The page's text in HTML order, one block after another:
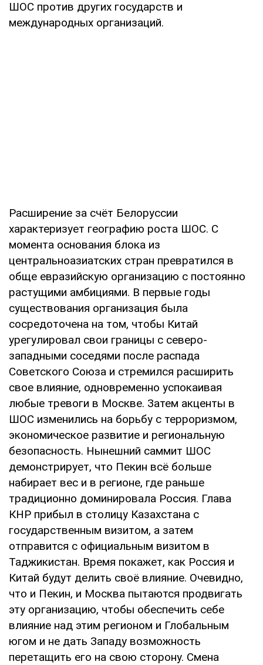
ШОС против других государств и
международных организаций.
Расширение за счёт Белоруссии
характеризует географию роста ШОС. С
момента основания блока из
центральноазиатских стран превратился в
обще евразийскую организацию с постоянно
растущими амбициями. В первые годы
существования организация была
сосредоточена на том, чтобы Китай
урегулировал свои границы с северо-
западными соседями после распада
Советского Союза и стремился расширить
свое влияние, одновременно успокаивая
любые тревоги в Москве. Затем акценты в
ШОС изменились на борьбу с терроризмом,
экономическое развитие и региональную
безопасность. Нынешний саммит ШОС
демонстрирует, что Пекин всё больше
набирает вес и в регионе, где раньше
традиционно доминировала Россия. Глава
КНР прибыл в столицу Казахстана с
государственным визитом, а затем
отправится с официальным визитом в
Таджикистан. Время покажет, как Россия и
Китай будут делить своё влияние. Очевидно,
что и Пекин, и Москва пытаются продвигать
эту организацию, чтобы обеспечить себе
влияние над этим регионом и Глобальным
югом и не дать Западу возможность
перетащить его на свою сторону. Смена